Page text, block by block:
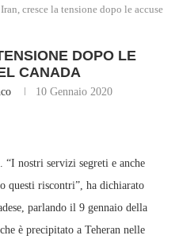
Iran, cresce la tensione dopo le accuse
DOPO LE
CANADA
10 Gennaio 2020
“I nostri servizi segreti e anche
questi riscontri”, ha dichiarato
parlando il 9 gennaio della
è precipitato a Teheran nelle